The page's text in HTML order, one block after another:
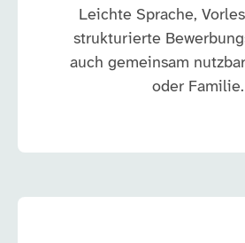
Leichte Sprache,
strukturierte
auch gemeinsam
oder Familie.